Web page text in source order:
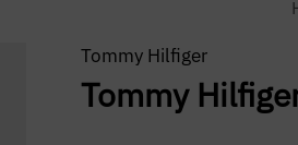
Tommy Hilfiger
Tommy